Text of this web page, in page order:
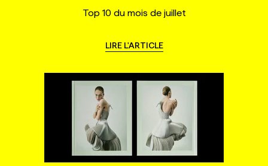
Top 10 du mois de juillet
LIRE L'ARTICLE